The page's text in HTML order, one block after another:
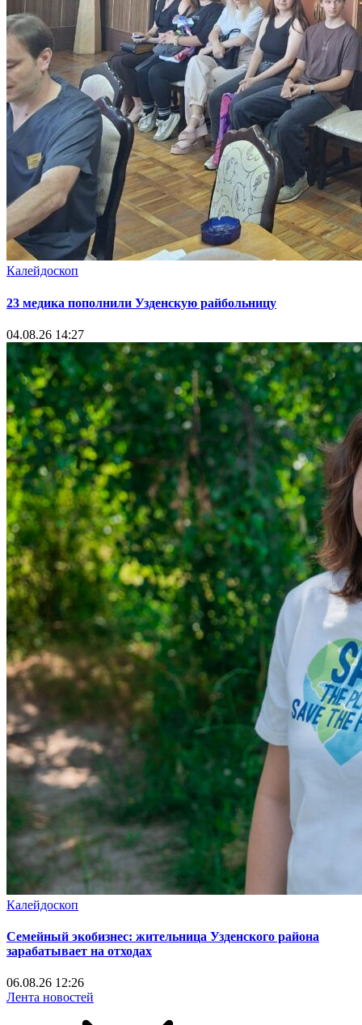
Калейдоскоп
23 медика пополнили Узденскую райбольницу
04.08.26 14:27
Калейдоскоп
Семейный экобизнес: жительница Узденского района
зарабатывает на отходах
06.08.26 12:26
Лента новостей